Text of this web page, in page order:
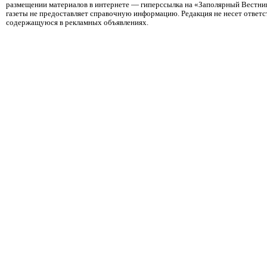
размещении материалов в интернете — гиперссылка на «Заполярный
газеты не предоставляет справочную информацию. Редакция не несет
содержащуюся в рекламных объявлениях.